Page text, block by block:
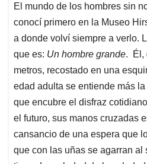
El mundo de los hombres sin
conocí primero en la Museo
a donde volví siempre a verlo.
que es: Un hombre grande. Él,
metros, recostado en una
edad adulta se entiende más
que encubre el disfraz
el futuro, sus manos cruzadas
cansancio de una espera que
que con las uñas se agarran al